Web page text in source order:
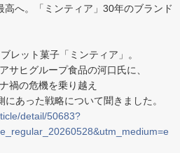
高へ。「ミンティア」30年のブランド
レット菓子「ミンティア」。
サヒグループ食品の河口氏に、
禍の危機を乗り越え
あった戦略について聞きました。
detail/50683?